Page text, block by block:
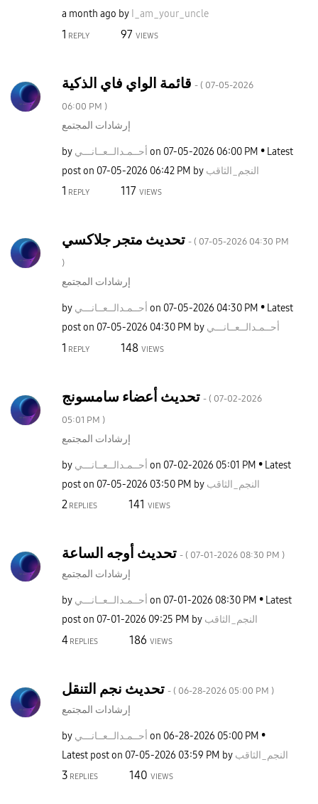
a month ago by I_am_your_uncle
1 REPLY 97 VIEWS
- ( ‎07-05-2026
06:00 PM )
إرشادات المجتمع
by أحــمـدالــعــانـــي on ‎07-05-2026 06:00 PM
Latest
post on ‎07-05-2026 06:42 PM by النجم_الثاقب
1 REPLY 117 VIEWS
تحديث متجر جلاكسي - ( ‎07-05-2026 04:30 PM
)
إرشادات المجتمع
by أحــمـدالــعــانـــي on ‎07-05-2026 04:30 PM
Latest
post on ‎07-05-2026 04:30 PM by أحــمـدالــعــانـــي
1 REPLY 148 VIEWS
تحديث أعضاء سامسونج - ( ‎07-02-2026
05:01 PM )
إرشادات المجتمع
by أحــمـدالــعــانـــي on ‎07-02-2026 05:01 PM
Latest
post on ‎07-05-2026 03:50 PM by النجم_الثاقب
2REPLIES 141 VIEWS
تحديث أوجه الساعة - ( ‎07-01-2026 08:30 PM )
إرشادات المجتمع
by أحــمـدالــعــانـــي on ‎07-01-2026 08:30 PM
Latest
post on ‎07-01-2026 09:25 PM by النجم_الثاقب
4REPLIES 186 VIEWS
تحديث نجم التنقل - ( ‎06-28-2026 05:00 PM )
إرشادات المجتمع
by أحــمـدالــعــانـــي on ‎06-28-2026 05:00 PM
Latest post on ‎07-05-2026 03:59 PM by النجم_الثاقب
3 REPLIES 140 VIEWS